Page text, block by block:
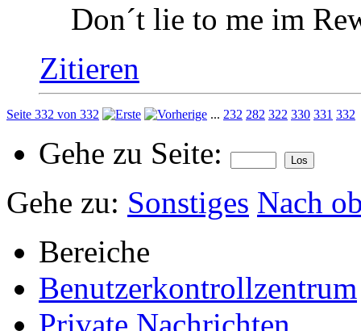
Don´t lie to me im
Zitieren
Seite 332 von 332 ... 232 282 322 330 331 332
Gehe zu Seite:
Gehe zu: Sonstiges Nach
Bereiche
Benutzerkontrollzentrum
Private Nachrichten